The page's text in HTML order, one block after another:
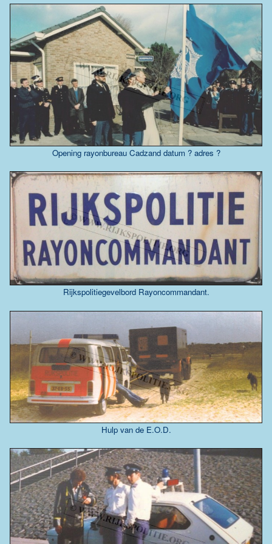
Opening rayonbureau Cadzand datum ? adres ?
Rijkspolitiegevelbord Rayoncommandant.
Hulp van de E.O.D.